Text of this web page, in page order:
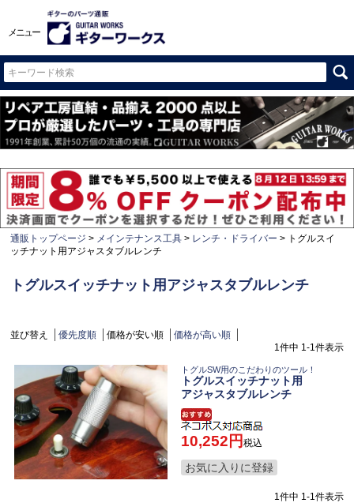
メニュー
通販トップページ メインテナンス工具 レンチ・ドライバー
トグルスイ
ッチナット用アジャスタブルレンチ
トグルスイッチナット用アジャスタブルレンチ
並び替え 優先度順 価格が安い順
価格が高い順
1件中 1-1件表示
トグルSW用のこだわりのツール！
トグルスイッチナット用
アジャスタブルレンチ
10,252 税込
お気に入りに登録
1件中 1-1件表示